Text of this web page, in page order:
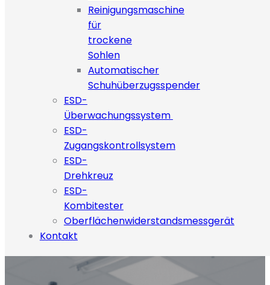
Reinigungsmaschine
für
trockene
Sohlen
Automatischer
Schuhüberzugsspender
ESD-
Überwachungssystem
ESD-
Zugangskontrollsystem
ESD-
Drehkreuz
ESD-
Kombitester
Oberflächenwiderstandsmessgerät
Kontakt